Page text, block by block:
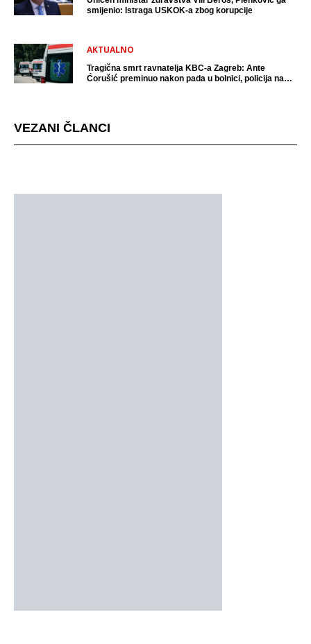
smijenio: Istraga USKOK-a zbog korupcije
AKTUALNO
Tragična smrt ravnatelja KBC-a Zagreb: Ante
Ćorušić preminuo nakon pada u bolnici, policija na
VEZANI ČLANCI